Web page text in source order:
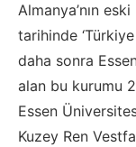
Almanya’nın
tarihinde
daha sonra
alan bu kurumu
Essen
Kuzey Ren